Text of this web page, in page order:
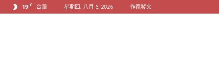
19 C 台灣 星期四, 八月 6, 2026 作家發文